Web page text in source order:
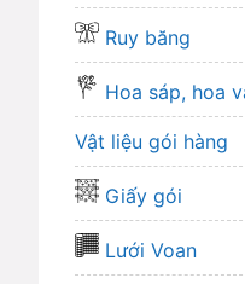
Ruy băng
Hoa sáp, hoa
Vật liệu gói hàng
Giấy gói
Lưới Voan